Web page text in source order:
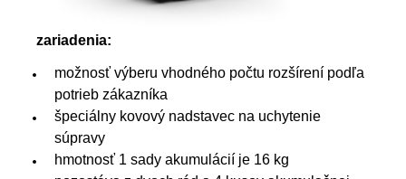
zariadenia:
možnosť výberu vhodného počtu rozšírení podľa
potrieb zákazníka
špeciálny kovový nadstavec na uchytenie
súpravy
hmotnosť 1 sady akumulácií je 16 kg